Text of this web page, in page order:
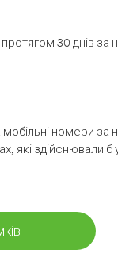
30 днів
мобільні номери
які здійснювали б